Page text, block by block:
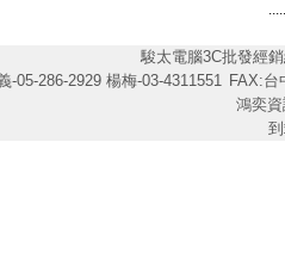
駿太電腦3C批發經
-05-286-2929 楊梅-03-4311551 FAX:台
鴻奕